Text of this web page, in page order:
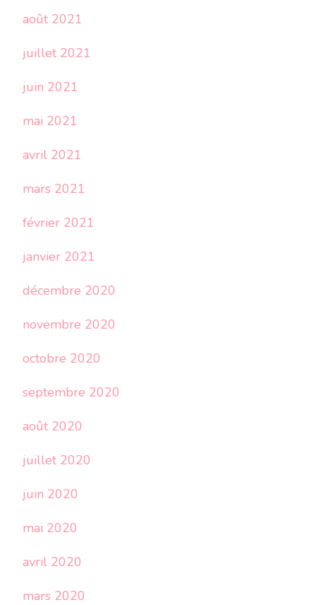
août 2021
juillet 2021
juin 2021
mai 2021
avril 2021
mars 2021
février 2021
janvier 2021
décembre 2020
novembre 2020
octobre 2020
septembre 2020
août 2020
juillet 2020
juin 2020
mai 2020
avril 2020
mars 2020